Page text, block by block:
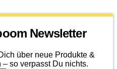
Newsletter
über neue Produkte &
so verpasst Du nichts.